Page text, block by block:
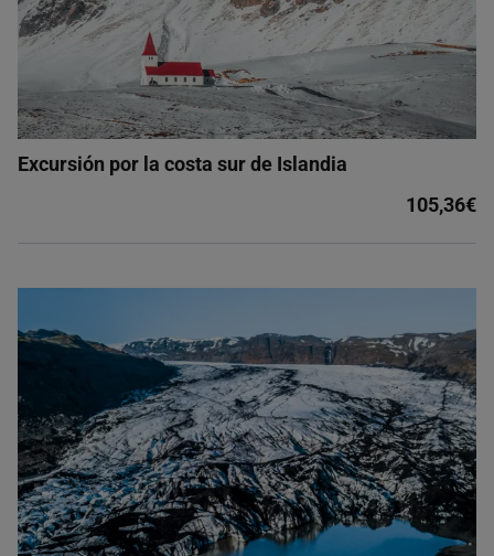
Excursión por la costa sur de Islandia
105,36€